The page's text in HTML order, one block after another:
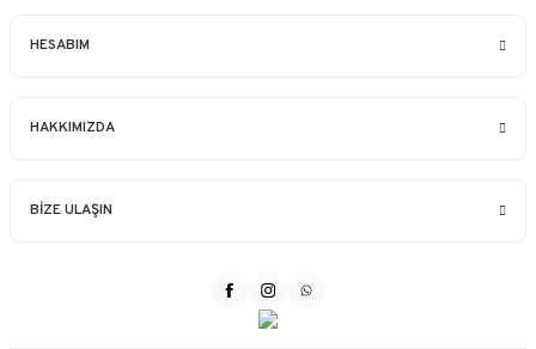
HESABIM
HAKKIMIZDA
BİZE ULAŞIN